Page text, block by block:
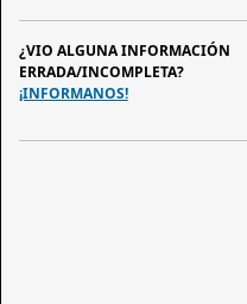
¿VIO ALGUNA INFORMACIÓN
ERRADA/INCOMPLETA?
¡INFORMANOS!